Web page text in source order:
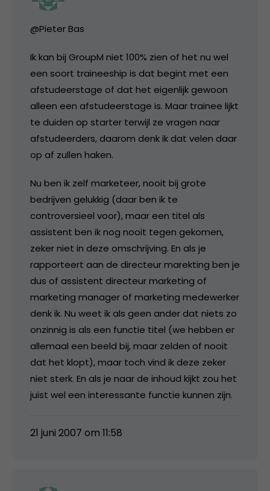
@Pieter Bas
Ik kan bij GroupM niet 100% zien of het nu wel
een soort traineeship is dat begint met een
afstudeerstage of dat het eigenlijk gewoon
alleen een afstudeerstage is. Maar trainee lijkt
te duiden op starter terwijl ze vragen naar
afstudeerders, daarom denk ik dat velen daar
op af zullen haken.
Nu ben ik zelf marketeer, nooit bij grote
bedrijven gelukkig (daar ben ik te
controversieel voor), maar een titel als
assistent ben ik nog nooit tegen gekomen,
zeker niet in deze omschrijving. En als je
rapporteert aan de directeur marekting ben je
dus of assistent directeur marketing of
marketing manager of marketing medewerker
denk ik. Nu weet ik als geen ander dat niets zo
onzinnig is als een functie titel (we hebben er
allemaal een beeld bij, maar zelden of nooit
dat het klopt), maar toch vind ik deze zeker
niet sterk. En als je naar de inhoud kijkt zou het
juist wel een interessante functie kunnen zijn.
21 juni 2007 om 11:58